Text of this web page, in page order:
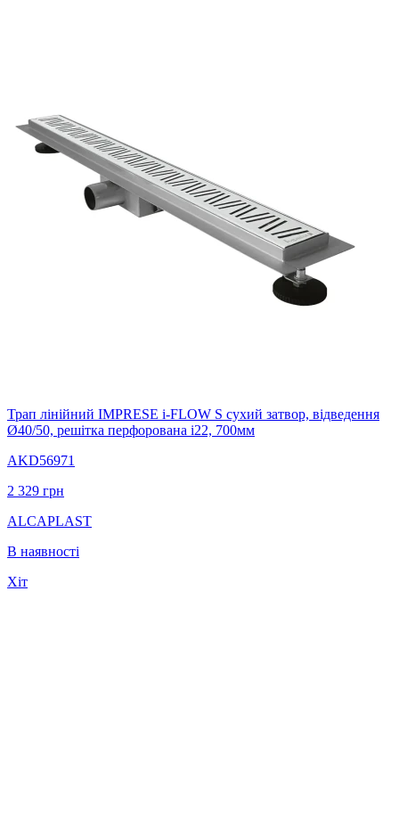
Трап лінійний IMPRESE i-FLOW S сухий затвор, відведення
Ø40/50, решітка перфорована i22, 700мм
AKD56971
2 329 грн
ALCAPLAST
В наявності
Хіт